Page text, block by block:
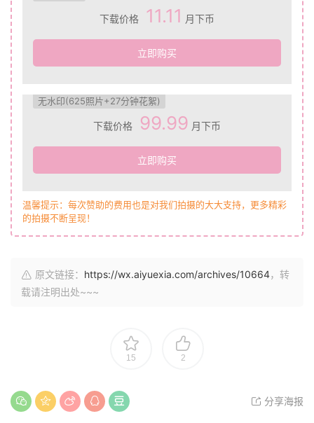
下载价格 11.11 月下币
立即购买
无水印(625照片+27分钟花絮)
下载价格 99.99 月下币
立即购买
温馨提示：每次赞助的费用也是对我们拍摄的大大支持，更多精彩
的拍摄不断呈现！
原文链接： https://wx.aiyuexia.com/archives/10664，转
载请注明出处~~~
15 2
分享海报